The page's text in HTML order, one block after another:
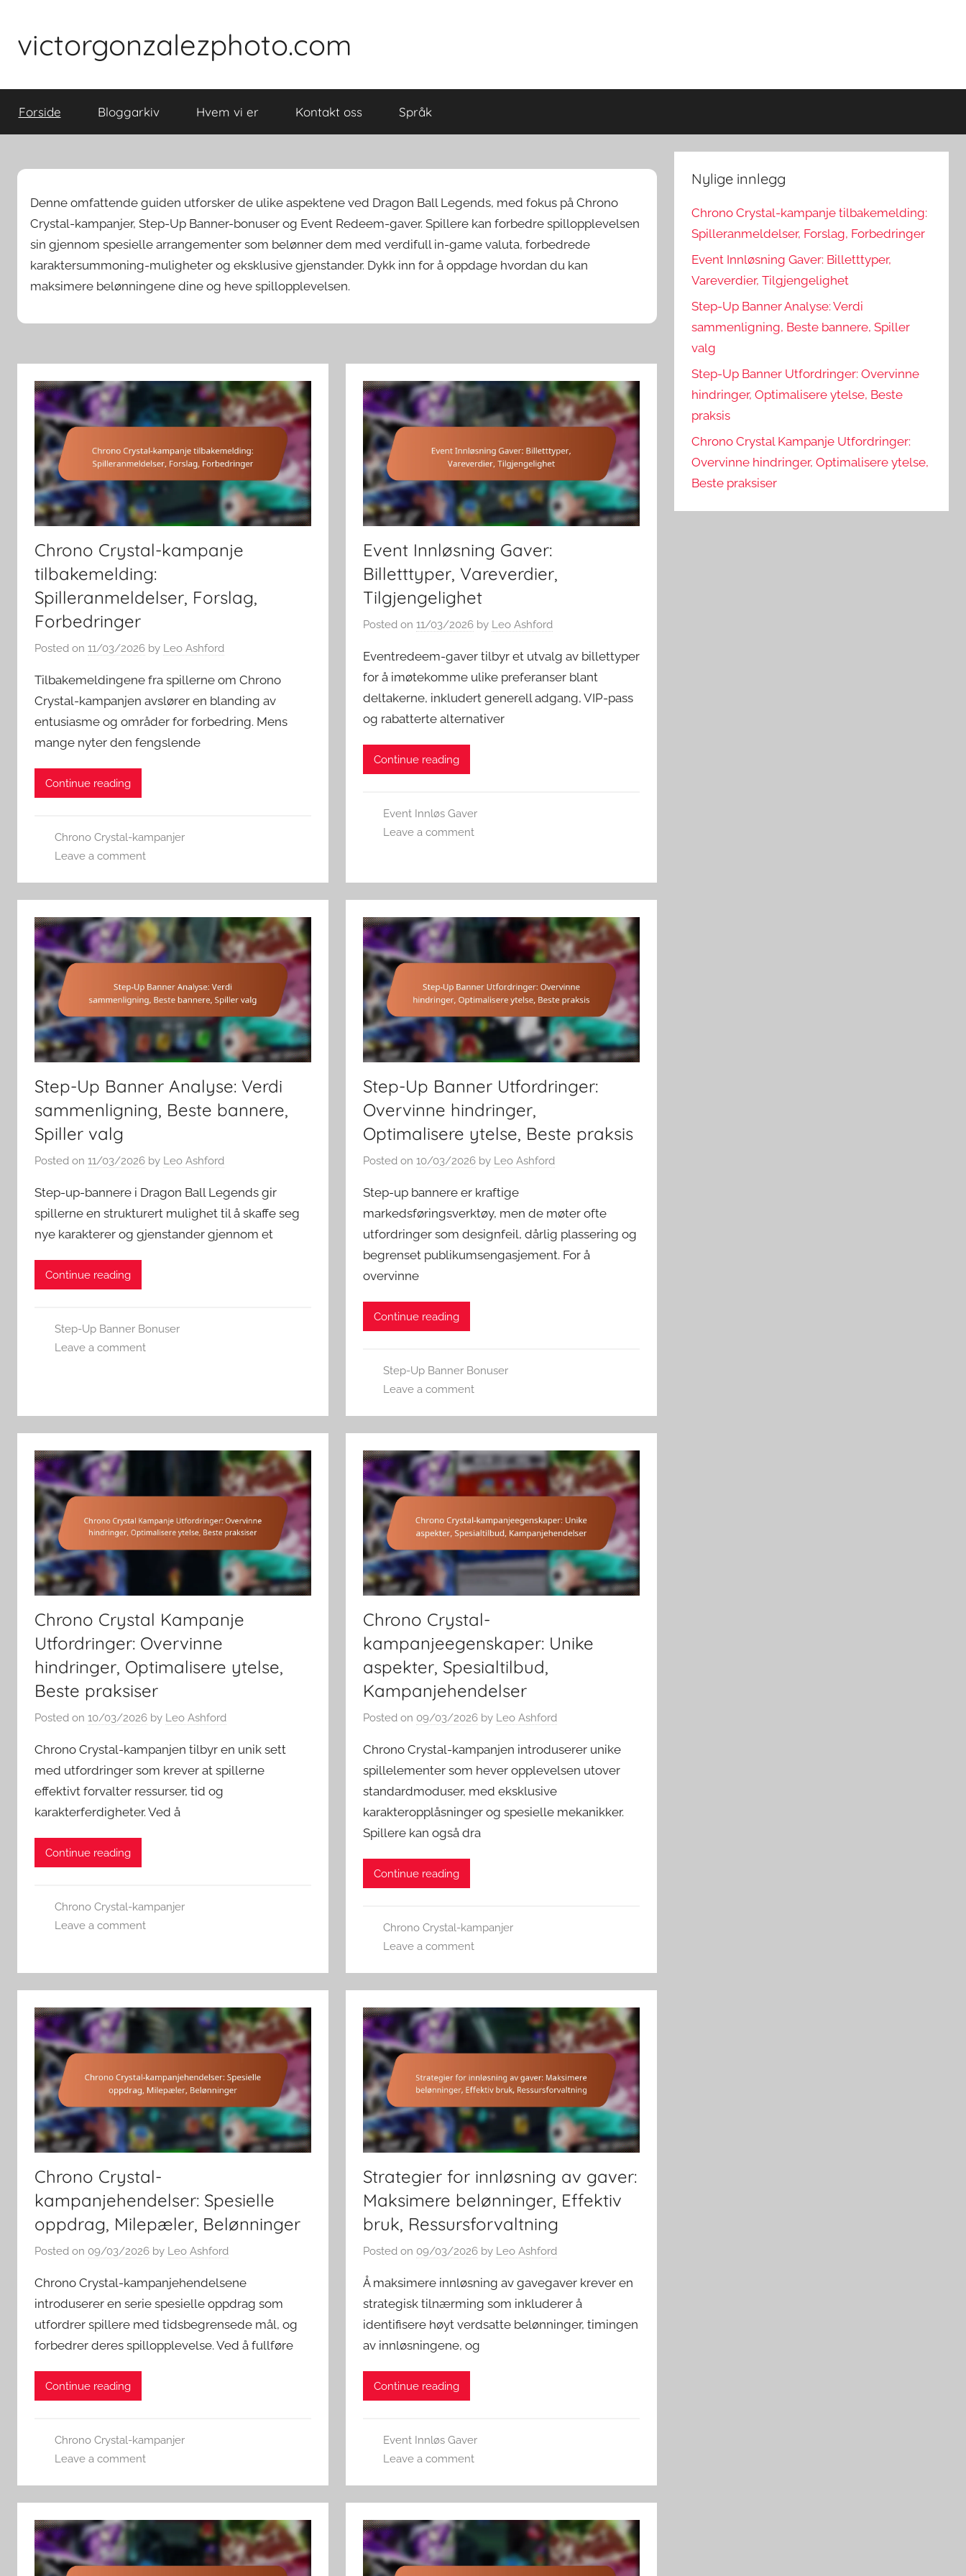
content
victorgonzalezphoto.com
Forside Bloggarkiv Hvem vi er Kontakt oss Språk
Denne omfattende guiden utforsker de ulike aspektene ved Dragon Ball Legends, med fokus på Chrono
Crystal-kampanjer, Step-Up Banner-bonuser og Event Redeem-gaver. Spillere kan forbedre spillopplevelsen
sin gjennom spesielle arrangementer som belønner dem med verdifull in-game valuta, forbedrede
karaktersummoning-muligheter og eksklusive gjenstander. Dykk inn for å oppdage hvordan du kan
maksimere belønningene dine og heve spillopplevelsen.
Chrono Crystal-kampanje
tilbakemelding:
Spilleranmeldelser, Forslag,
Forbedringer
Posted on 11/03/2026 by Leo Ashford
Tilbakemeldingene fra spillerne om Chrono
Crystal-kampanjen avslører en blanding av
entusiasme og områder for forbedring. Mens
mange nyter den fengslende
Continue reading
Chrono Crystal-kampanjer
Leave a comment
Event Innløsning Gaver:
Billetttyper, Vareverdier,
Tilgjengelighet
Posted on11/03/2026 by Leo Ashford
Eventredeem-gaver tilbyr et utvalg av billettyper
for å imøtekomme ulike preferanser blant
deltakerne, inkludert generell adgang, VIP-pass
og rabatterte alternativer
Continue reading
Event Innløs Gaver
Leave a comment
Step-Up Banner Analyse: Verdi
sammenligning, Beste bannere,
Spiller valg
Posted on 11/03/2026 by Leo Ashford
Step-up-bannere i Dragon Ball Legends gir
spillerne en strukturert mulighet til å skaffe seg
nye karakterer og gjenstander gjennom et
Continue reading
Step-Up Banner Bonuser
Leave a comment
Step-Up Banner Utfordringer:
Overvinne hindringer,
Optimalisere ytelse, Beste praksis
Posted on10/03/2026 by Leo Ashford
Step-up bannere er kraftige
markedsføringsverktøy, men de møter ofte
utfordringer som designfeil, dårlig plassering og
begrenset publikumsengasjement. For å
overvinne
Continue reading
Step-Up Banner Bonuser
Leave a comment
Chrono Crystal Kampanje
Utfordringer: Overvinne
hindringer, Optimalisere ytelse,
Beste praksiser
Posted on 10/03/2026 by Leo Ashford
Chrono Crystal-kampanjen tilbyr en unik sett
med utfordringer som krever at spillerne
effektivt forvalter ressurser, tid og
karakterferdigheter. Ved å
Continue reading
Chrono Crystal-kampanjer
Leave a comment
Chrono Crystal-
kampanjeegenskaper: Unike
aspekter, Spesialtilbud,
Kampanjehendelser
Posted on 09/03/2026 by Leo Ashford
Chrono Crystal-kampanjen introduserer unike
spillelementer som hever opplevelsen utover
standardmoduser, med eksklusive
karakteropplåsninger og spesielle mekanikker.
Spillere kan også dra
Continue reading
Chrono Crystal-kampanjer
Leave a comment
Chrono Crystal-
kampanjehendelser: Spesielle
oppdrag, Milepæler, Belønninger
Posted on 09/03/2026 by Leo Ashford
Chrono Crystal-kampanjehendelsene
introduserer en serie spesielle oppdrag som
utfordrer spillere med tidsbegrensede mål, og
forbedrer deres spillopplevelse. Ved å fullføre
Continue reading
Chrono Crystal-kampanjer
Leave a comment
Strategier for innløsning av gaver:
Maksimere belønninger, Effektiv
bruk, Ressursforvaltning
Posted on 09/03/2026 by Leo Ashford
Å maksimere innløsning av gavegaver krever en
strategisk tilnærming som inkluderer å
identifisere høyt verdsatte belønninger, timingen
av innløsningene, og
Continue reading
Event Innløs Gaver
Leave a comment
Nylige innlegg
Chrono Crystal-kampanje tilbakemelding:
Spilleranmeldelser, Forslag, Forbedringer
Event Innløsning Gaver: Billetttyper,
Vareverdier, Tilgjengelighet
Step-Up Banner Analyse: Verdi
sammenligning, Beste bannere, Spiller
valg
Step-Up Banner Utfordringer: Overvinne
hindringer, Optimalisere ytelse, Beste
praksis
Chrono Crystal Kampanje Utfordringer:
Overvinne hindringer, Optimalisere ytelse,
Beste praksiser